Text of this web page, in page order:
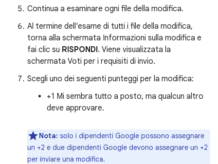
Continua a esaminare ogni file della modifica.
Al termine dell'esame di tutti i file della modifica,
torna alla schermata Informazioni sulla modifica e
fai clic su RISPONDI. Viene visualizzata la
schermata Voti per i requisiti di invio.
Scegli uno dei seguenti punteggi per la modifica:
+1 Mi sembra tutto a posto, ma qualcun altro
deve approvare.
Nota: solo i dipendenti Google possono assegnare
un +2 e due dipendenti Google devono assegnare un +2
per inviare una modifica.